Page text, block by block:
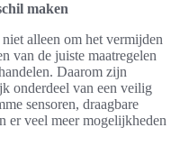
maken
alleen om het vermijden
van de juiste maatregelen
Daarom zijn
onderdeel van een veilig
sensoren, draagbare
er veel meer mogelijkheden